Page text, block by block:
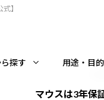
】
探す 用途・目
マウスは3年保